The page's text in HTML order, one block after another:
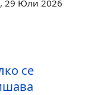
29 Юли 2026
се